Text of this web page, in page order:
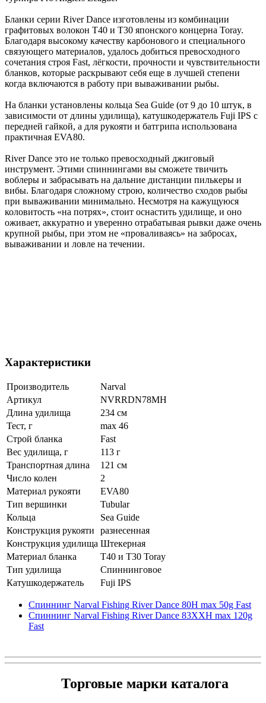
Бланки серии River Dance изготовлены из комбинации
графитовых волокон T40 и Т30 японского концерна Toray.
Благодаря высокому качеству карбонового и специального
связующего материалов, удалось добиться превосходного
сочетания строя Fast, лёгкости, прочности и чувствительности
бланков, которые раскрывают себя еще в лучшей степени
когда включаются в работу при вываживании рыбы.
На бланки установлены кольца Sea Guide (от 9 до 10 штук, в
зависимости от длины удилища), катушкодержатель Fuji IPS с
передней гайкой, а для рукояти и батгрипа использована
практичная EVA80.
River Dance это не только превосходный джиговый
инструмент. Этими спиннингами вы сможете твичить
воблеры и забрасывать на дальние дистанции пилькеры и
вибы. Благодаря сложному строю, количество сходов рыбы
при вываживании минимально. Несмотря на кажущуюся
коловитость «на потрях», стоит оснастить удилище, и оно
оживает, аккуратно и уверенно отрабатывая рывки даже очень
крупной рыбы, при этом не «проваливаясь» на забросах,
вываживании и ловле на течении.
Характеристики
Производитель
Narval
Артикул
NVRRDN78MH
Длина удилища
234 см
Тест, г
max 46
Строй бланка
Fast
Вес удилища, г
113 г
Транспортная длина
121 см
Число колен
2
Материал рукояти
EVA80
Тип вершинки
Tubular
Кольца
Sea Guide
Конструкция рукояти
разнесенная
Конструкция удилища Штекерная
Материал бланка
T40 и Т30 Toray
Тип удилища
Спиннинговое
Катушкодержатель
Fuji IPS
Спиннинг Narval Fishing River Dance 80H max 50g Fast
Спиннинг Narval Fishing River Dance 83XXH max 120g
Fast
Торговые марки каталога